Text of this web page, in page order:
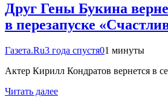
Друг Гены Букина
в перезапуске
Газета.Ru3 года спустя01 минуты
Актер Кирилл Кондратов вернется в
Читать далее